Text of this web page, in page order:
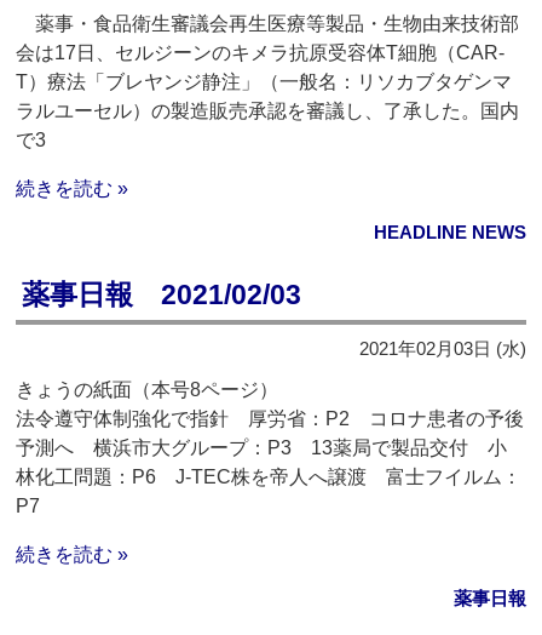
薬事・食品衛生審議会再生医療等製品・生物由来技術部
会は17日、セルジーンのキメラ抗原受容体T細胞（CAR-
T）療法「ブレヤンジ静注」（一般名：リソカブタゲンマ
ラルユーセル）の製造販売承認を審議し、了承した。国内
で3
続きを読む »
HEADLINE NEWS
薬事日報 2021/02/03
2021年02月03日 (水)
きょうの紙面（本号8ページ）
法令遵守体制強化で指針 厚労省：P2 コロナ患者の予後
予測へ 横浜市大グループ：P3 13薬局で製品交付 小
林化工問題：P6 J-TEC株を帝人へ譲渡 富士フイルム：
P7
続きを読む »
薬事日報